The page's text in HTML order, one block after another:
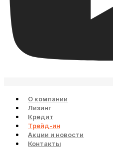
О компании
Лизинг
Кредит
Трейд-ин
Акции и новости
Контакты